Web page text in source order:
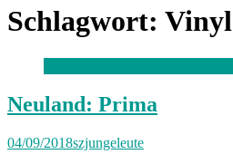
Schlagwort: Vinyl
Neuland: Prima
04/09/2018szjungeleute